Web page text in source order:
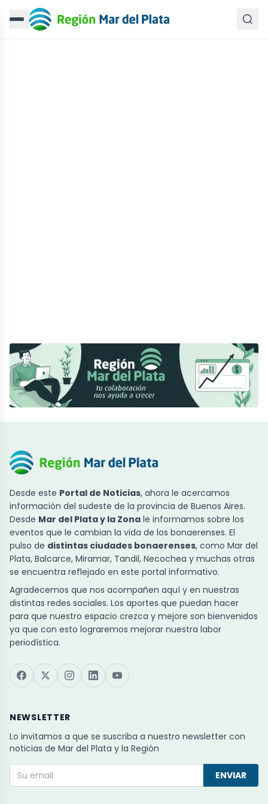
Desde este Portal de Noticias, ahora le acercamos
información del sudeste de la provincia de Buenos Aires.
Desde Mar del Plata y la Zona le informamos sobre los
eventos que le cambian la vida de los bonaerenses. El
pulso de distintas ciudades bonaerenses, como Mar del
Plata, Balcarce, Miramar, Tandil, Necochea y muchas otras
se encuentra reflejado en este portal informativo.
Agradecemos que nos acompañen aquí y en nuestras
distintas redes sociales. Los aportes que puedan hacer
para que nuestro espacio crezca y mejore son bienvenidos
ya que con esto lograremos mejorar nuestra labor
periodística.
NEWSLETTER
Lo invitamos a que se suscriba a nuestro newsletter con
noticias de Mar del Plata y la Región
ENVIAR